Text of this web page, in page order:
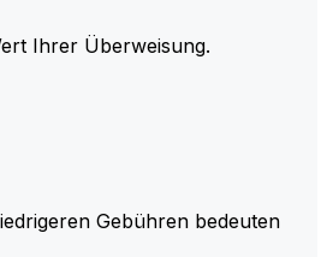
Ihrer Überweisung.
Gebühren bedeuten